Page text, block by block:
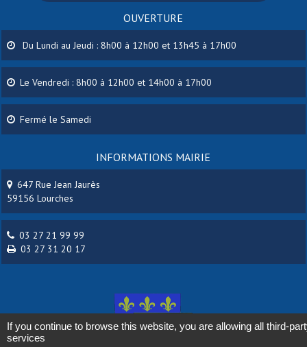
OUVERTURE
Du Lundi au Jeudi : 8h00 à 12h00 et 13h45 à 17h00
Le Vendredi : 8h00 à 12h00 et 14h00 à 17h00
Fermé le Samedi
INFORMATIONS MAIRIE
647 Rue Jean Jaurès
59156 Lourches
03 27 21 99 99
03 27 31 20 17
If you continue to browse this website, you are allowing all third-
services